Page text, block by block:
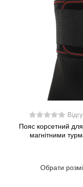
Пояс корсетний
магнітними
Обрати